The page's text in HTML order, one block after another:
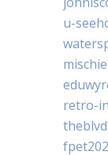
u-
retro-